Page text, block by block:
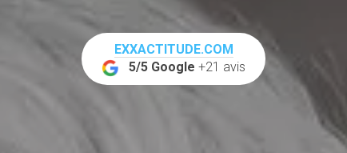
EXXACTITUDE.COM
5/5 Google +21 avis